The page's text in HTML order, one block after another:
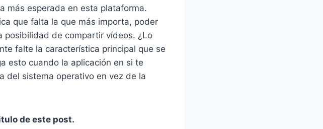
más esperada en esta plataforma.
que falta la que más importa, poder
posibilidad de compartir vídeos. ¿Lo
falte la característica principal que se
esto cuando la aplicación en si te
del sistema operativo en vez de la
de este post.